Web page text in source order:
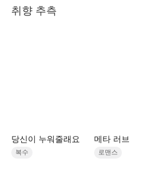
취향 추측
당신이 누워줄래요
복수
메타 러브
로맨스